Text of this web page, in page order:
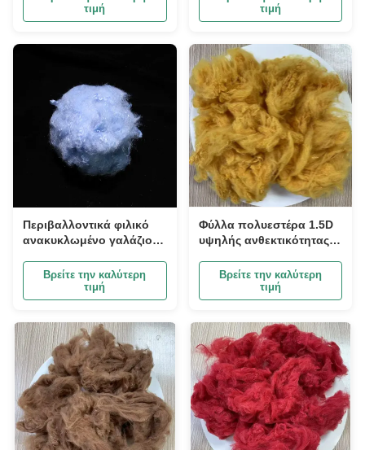
τιμή
τιμή
Περιβαλλοντικά φιλικό
ανακυκλωμένο γαλάζιο
ιξώδους ινών
σταθερότητα μήτρας PSF
Βρείτε την καλύτερη
τιμή
Φύλλα πολυεστέρα 1.5D
υψηλής ανθεκτικότητας
Βρείτε την καλύτερη
τιμή